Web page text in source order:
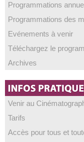
Programmations
Programmations des
Evénements à venir
Téléchargez le
Archives
Venir au
Tarifs
Accès pour tous et